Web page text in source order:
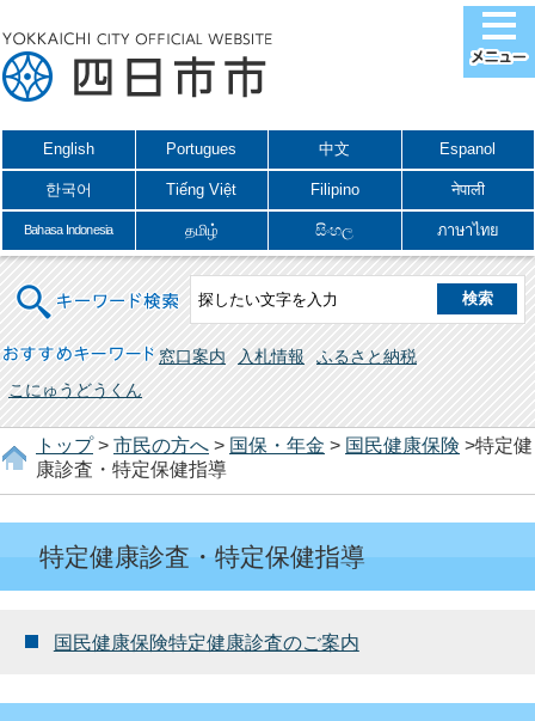
English Portugues 中文 Espanol
한국어 Tiếng Việt Filipino नेपाली
Bahasa Indonesia தமிழ் සිංහල ภาษาไทย
キーワード検索
おすすめキーワード 窓口案内 入札情報
ふるさと納税
こにゅうどうくん
トップ> 市民の方へ > 国保・年金 > 国民健康保険 >特定健
康診査・特定保健指導
特定健康診査・特定保健指導
国民健康保険特定健康診査のご案内